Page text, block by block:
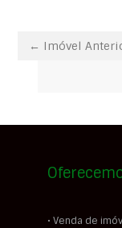
← Imóvel
• Venda de